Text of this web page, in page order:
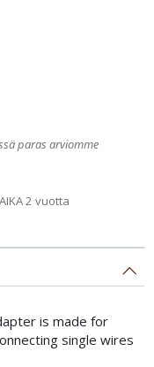
paras arviomme
2 vuotta
is made for
single wires